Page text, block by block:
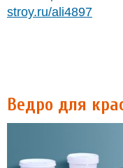
stroy.ru/ali4897
Ведро для